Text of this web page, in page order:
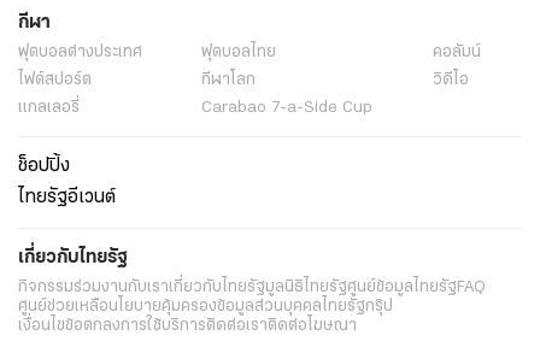
กีฬา
ฟุตบอลต่่างประเทศ ฟุตบอลไทย
คอลัมน์
ไฟต์สปอร์ต
กีฬาโลก
วิดีโอ
แกลเลอรี่
Carabao 7-a-Side Cup
ช็อปปิ้ง
ไทยรัฐอีเวนต์
เกี่ยวกับไทยรัฐ
กิจกรรมร่วมงานกับเราเกี่ยวกับไทยรัฐมูลนิธิไทยรัฐศูนย์ข้อมูลไทยรัฐFAQ
ศูนย์ช่วยเหลือนโยบายคุ้มครองข้อมูลส่วนบุคคลไทยรัฐกรุ๊ป
เงื่อนไขข้อตกลงการใช้บริการติดต่อเราติดต่อโฆษณา